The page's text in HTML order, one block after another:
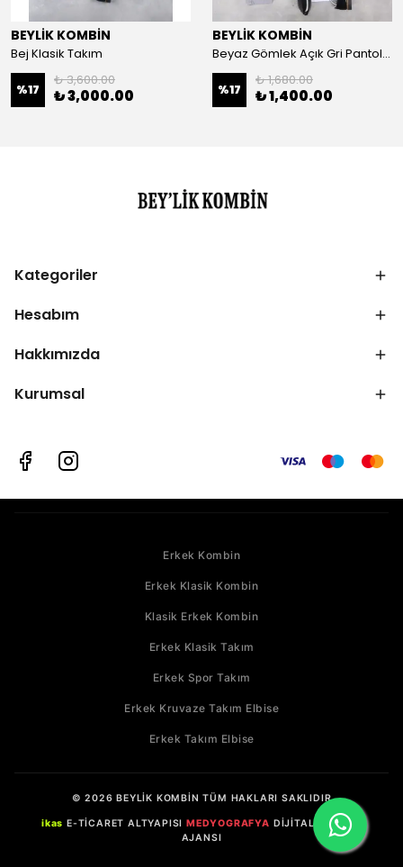
BEYLİK KOMBİN
Bej Klasik Takım
%17
₺ 3,600.00
₺ 3,000.00
BEYLİK KOMBİN
Beyaz Gömlek Açık Gri Pantolon Fix Kombin
%17
₺ 1,680.00
₺ 1,400.00
Kategoriler
Hesabım
Hakkımızda
Kurumsal
Erkek Kombin
Erkek Klasik Kombin
Klasik Erkek Kombin
Erkek Klasik Takım
Erkek Spor Takım
Erkek Kruvaze Takım Elbise
Erkek Takım Elbise
© 2026 BEYLİK KOMBİN TÜM HAKLARI SAKLIDIR
ikas E-TİCARET ALTYAPISI MEDYOGRAFYA DİJİTAL REKLAM
AJANSI